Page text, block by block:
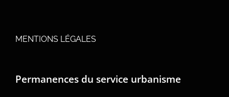
MENTIONS LÉGALES
Permanences du service urbanisme